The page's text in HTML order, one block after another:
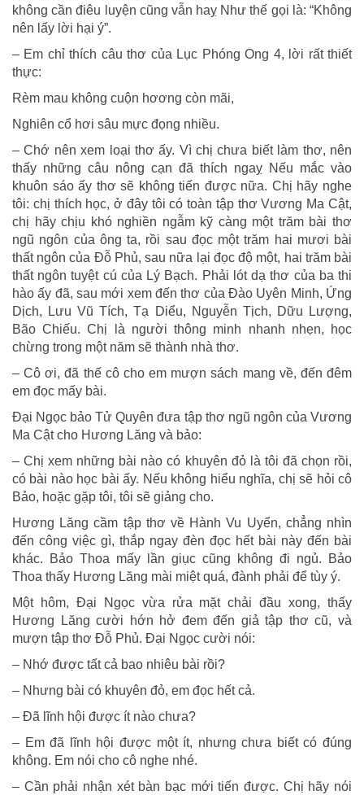
không cần điêu luyện cũng vẫn haỵ Như thế gọi là: “Không
nên lấy lời hại ý”.
– Em chỉ thích câu thơ của Lục Phóng Ong 4, lời rất thiết
thực:
Rèm mau không cuộn hơơng còn mãi,
Nghiên cổ hơi sâu mực đọng nhiều.
– Chớ nên xem loại thơ ấy. Vì chị chưa biết làm thơ, nên
thấy những câu nông cạn đã thích ngaỵ Nếu mắc vào
khuôn sáo ấy thơ sẽ không tiến được nữa. Chị hãy nghe
tôi: chị thích học, ở đây tôi có toàn tập thơ Vương Ma Cật,
chị hãy chịu khó nghiền ngẫm kỹ càng một trăm bài thơ
ngũ ngôn của ông ta, rồi sau đọc một trăm hai mươi bài
thất ngôn của Đỗ Phủ, sau nữa lại đọc độ một, hai trăm bài
thất ngôn tuyệt cú của Lý Bạch. Phải lót dạ thơ của ba thi
hào ấy đã, sau mới xem đến thơ của Đào Uyên Minh, Ứng
Dịch, Lưu Vũ Tích, Tạ Diểu, Nguyễn Tịch, Dữu Lượng,
Bão Chiếu. Chị là người thông minh nhanh nhẹn, học
chừng trong một năm sẽ thành nhà thơ.
– Cô ơi, đã thế cô cho em mượn sách mang về, đến đêm
em đọc mấy bài.
Đại Ngọc bảo Tử Quyên đưa tập thơ ngũ ngôn của Vương
Ma Cật cho Hương Lăng và bảo:
– Chị xem những bài nào có khuyên đỏ là tôi đã chọn rồi,
có bài nào học bài ấy. Nếu không hiểu nghĩa, chị sẽ hỏi cô
Bảo, hoặc gặp tôi, tôi sẽ giảng cho.
Hương Lăng cầm tập thơ về Hành Vu Uyển, chẳng nhìn
đến công việc gì, thắp ngay đèn đọc hết bài này đến bài
khác. Bảo Thoa mấy lần giục cũng không đi ngủ. Bảo
Thoa thấy Hương Lăng mài miệt quá, đành phải để tùy ý.
Một hôm, Đại Ngọc vừa rửa mặt chải đầu xong, thấy
Hương Lăng cười hớn hở đem đến giả tập thơ cũ, và
mượn tập thơ Đỗ Phủ. Đại Ngọc cười nói:
– Nhớ được tất cả bao nhiêu bài rồi?
– Nhưng bài có khuyên đỏ, em đọc hết cả.
– Đã lĩnh hội được ít nào chưa?
– Em đã lĩnh hội được một ít, nhưng chưa biết có đúng
không. Em nói cho cô nghe nhé.
– Cần phải nhận xét bàn bạc mới tiến được. Chị hãy nói